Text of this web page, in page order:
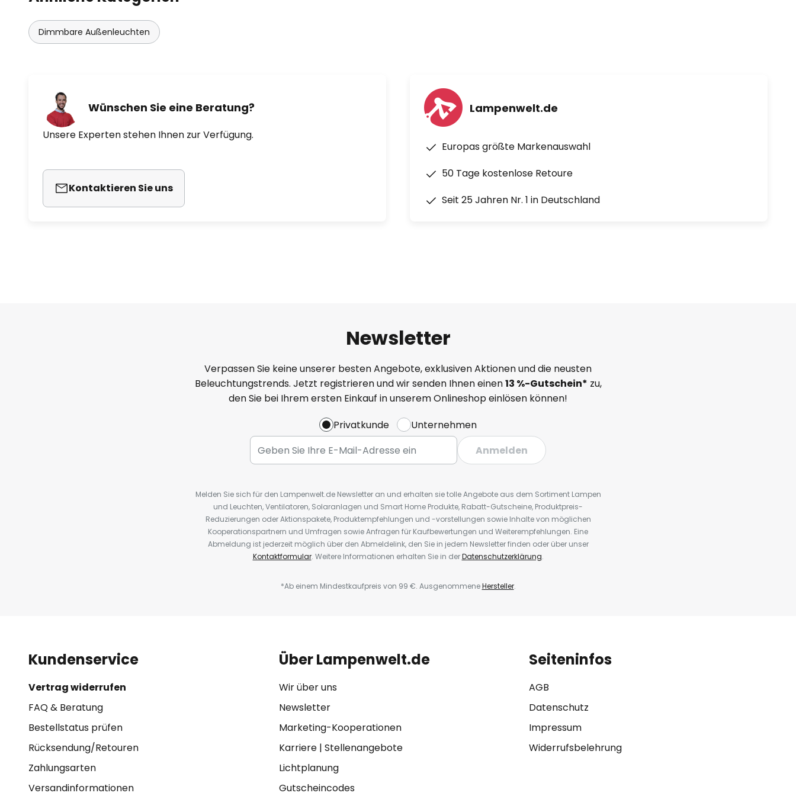
Dimmbare Außenleuchten
Wünschen Sie eine Beratung?
Unsere Experten stehen Ihnen zur Verfügung.
Kontaktieren Sie uns
Lampenwelt.de
Europas größte Markenauswahl
50 Tage kostenlose Retoure
Seit 25 Jahren Nr. 1 in Deutschland
Newsletter
Verpassen Sie keine unserer besten Angebote, exklusiven Aktionen und die neusten
Beleuchtungstrends. Jetzt registrieren und wir senden Ihnen einen13 %-Gutschein* zu,
den Sie bei Ihrem ersten Einkauf in unserem Onlineshop einlösen können!
Privatkunde
Unternehmen
Anmelden
Melden Sie sich für den Lampenwelt.de Newsletter an und erhalten sie tolle Angebote aus dem Sortiment Lampen
und Leuchten, Ventilatoren, Solaranlagen und Smart Home Produkte, Rabatt-Gutscheine, Produktpreis-
Reduzierungen oder Aktionspakete, Produktempfehlungen und -vorstellungen sowie Inhalte von möglichen
Kooperationspartnern und Umfragen sowie Anfragen für Kaufbewertungen und Weiterempfehlungen. Eine
Abmeldung ist jederzeit möglich über den Abmeldelink, den Sie in jedem Newsletter finden oder über unser
Kontaktformular. Weitere Informationen erhalten Sie in derDatenschutzerklärung.
*Ab einem Mindestkaufpreis von 99 €. AusgenommeneHersteller.
Kundenservice
Vertrag widerrufen
FAQ & Beratung
Bestellstatus prüfen
Rücksendung/Retouren
Zahlungsarten
Versandinformationen
Über Lampenwelt.de
Wir über uns
Newsletter
Marketing-Kooperationen
Karriere| Stellenangebote
Lichtplanung
Gutscheincodes
Seiteninfos
AGB
Datenschutz
Impressum
Widerrufsbelehrung